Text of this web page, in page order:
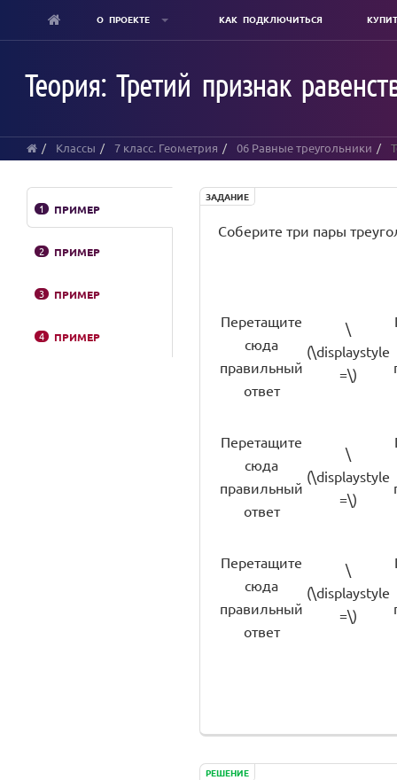
content
О ПРОЕКТЕ КАК ПОДКЛЮЧИТЬСЯ
Теория: Третий признак
Классы 7 класс. Геометрия 06 Равные треугольники
1 ПРИМЕР
2 ПРИМЕР
3 ПРИМЕР
4 ПРИМЕР
ЗАДАНИЕ
Соберите три пары
Перетащите
сюда
правильный
ответ
\
(\displaystyle
=\)
Перетащите
сюда
правильный
ответ
\
(\displaystyle
=\)
Перетащите
сюда
правильный
ответ
\
(\displaystyle
=\)
РЕШЕНИЕ